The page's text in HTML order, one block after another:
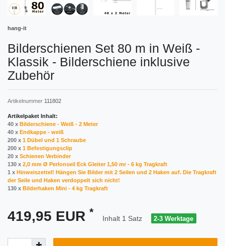
hang-it
Bilderschienen Set 80 m in Weiß -
Klassik - Bilderschiene inklusive
Zubehör
Artikelnummer 111802
Artikelpaket Inhalt:
40 x Bilderschiene - Weiß - 2 Meter
40 x Endkappe - weiß
200 x 1 Dübel und 1 Schraube
200 x 1 Befestigungsclip
20 x Schienen Verbinder
130 x 2,0 mm Ø Perlonseil Eck Gleiter 1,50 mr - 6 kg Tragkraft
1 x Hinweiszettel! Hängen Sie Bilder mit 2 Seilen und 2 Haken auf. Die Tragkraft
der Seile und Haken verdoppelt sich nicht!
130 x Bilderhaken Mini - 4 kg Tragkraft
419,95 EUR *
Inhalt 1 Satz 2-3 Werktage